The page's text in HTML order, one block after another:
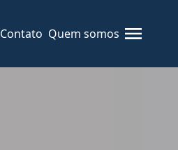
Contato Quem somos